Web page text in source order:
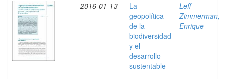
2016-01-13
La
geopolítica
de la
biodiversidad
y el
desarrollo
sustentable
Leff
Zimmerman,
Enrique